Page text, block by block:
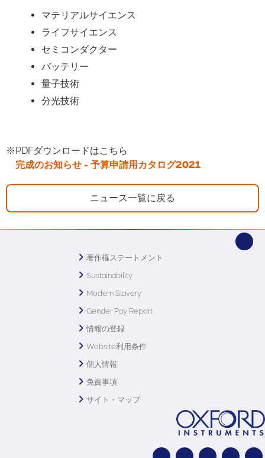
マテリアルサイエンス
ライフサイエンス
セミコンダクター
バッテリー
量子技術
分光技術
※PDFダウンロードはこちら
完成のお知らせ - 予算申請用カタログ2021
ニュース一覧に戻る
著作権ステートメント
Sustainability
Modern Slavery
Gender Pay Report
情報の登録
Website利用条件
個人情報
免責事項
サイト・マップ